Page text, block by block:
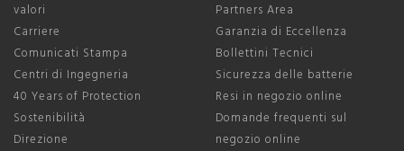
valori
Carriere
Comunicati Stampa
Centri di Ingegneria
40 Years of Protection
Sostenibilità
Direzione
Partners Area
Garanzia di Eccellenza
Bollettini Tecnici
Sicurezza delle batterie
Resi in negozio online
Domande frequenti sul
negozio online